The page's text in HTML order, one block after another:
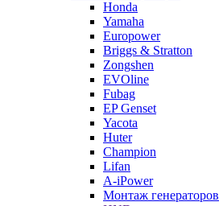
Honda
Yamaha
Europower
Briggs & Stratton
Zongshen
EVOline
Fubag
EP Genset
Yacota
Huter
Champion
Lifan
A-iPower
Монтаж генераторов